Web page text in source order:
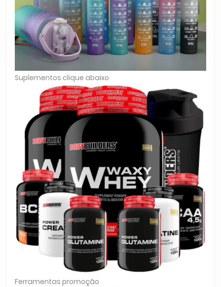
Suplementos clique abaixo
Ferramentas promoção